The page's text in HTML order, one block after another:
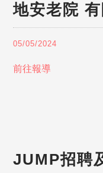
地安老院
05/05/2024
前往報導
JUMP招聘